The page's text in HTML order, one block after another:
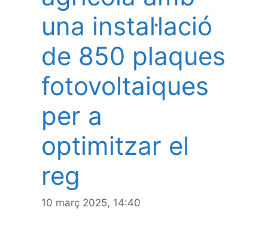
una instal·lació
de 850 plaques
fotovoltaiques
per a
optimitzar el
reg
10 març 2025, 14:40